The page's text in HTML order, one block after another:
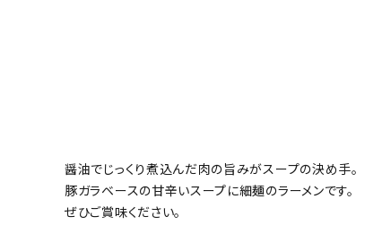
ACCOUNT MENU
ようこそ ゲスト 様
醤油でじっくり煮込んだ肉の旨みがスープの決め手。
豚ガラベースの甘辛いスープに細麺のラーメンです。
ぜひご賞味ください。